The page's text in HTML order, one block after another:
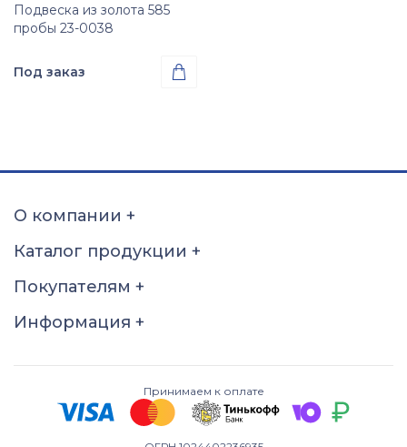
Подвеска из золота 585
пробы 23-0038
Под заказ 
О компании +
Каталог продукции +
Покупателям +
Информация +
Принимаем к оплате